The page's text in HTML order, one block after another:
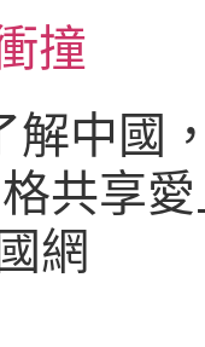
撞
解中國
共享
網